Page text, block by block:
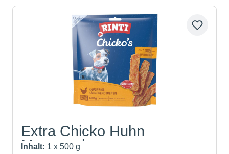
Extra Chicko Huhn
Megapack
Inhalt: 1 x 500 g